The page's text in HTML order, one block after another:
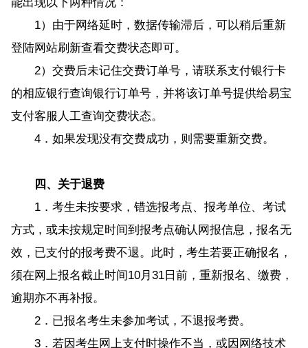
1）由于网络延时，数据传输滞后，可以稍后重新
登陆网站刷新查看交费状态即可。
2）交费后未记住交费订单号，请联系支付银行卡
的相应银行查询银行订单号，并将该订单号提供给易宝
支付客服人工查询交费状态。
4．如果发现没有交费成功，则需要重新交费。
四、关于退费
1．考生未按要求，错选报考点、报考单位、考试
方式，或未按规定时间到报考点确认网报信息，报名无
效，已支付的报考费不退。此时，考生若要正确报名，
须在网上报名截止时间10月31日前，重新报名、缴费，
逾期亦不再补报。
2．已报名考生未参加考试，不退报考费。
3．若因考生网上支付时操作不当，或因网络技术